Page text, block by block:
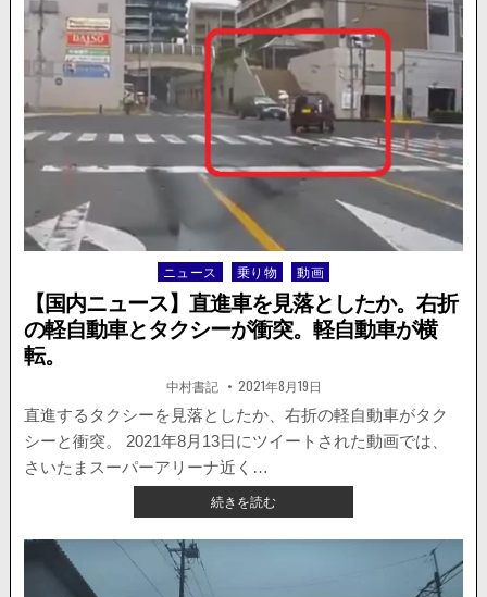
車
窃
盗
容
疑
の
追
跡
と、
車
を
ぶ
つ
て
タ
イ
ヤ
ナ
イ
フ
で
Posted
in
ニュース 乗り物 動画
【国内ニュース】直進車を見落としたか。右折
の軽自動車とタクシーが衝突。軽自動車が横
転。
著
者:
中村書記 掲
載
日：
2021年8月19日
直進するタクシーを見落としたか、右折の軽自動車がタク
シーと衝突。 2021年8月13日にツイートされた動画では、
さいたまスーパーアリーナ近く…
続きを読む【国
内
ニ